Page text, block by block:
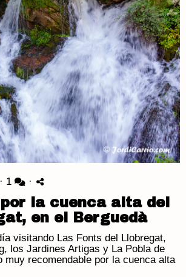
· 1 ·
la cuenca alta del
en el Berguedà
visitando Las Fonts del Llobregat,
los Jardines Artigas y La Pobla de
muy recomendable por la cuenca alta